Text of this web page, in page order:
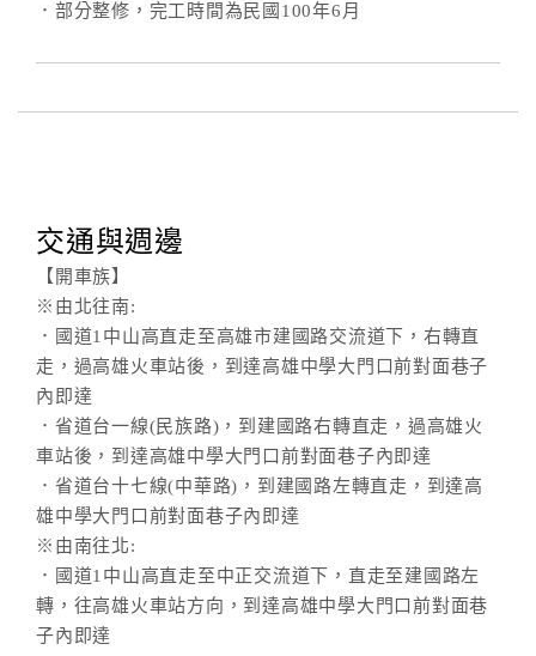
詢
房
Q&A
國
旅
卡
訂
房
請
收
據
．部分整修，完工時間為民國100年6月
交通與週邊
【開車族】
※由北往南:
．國道1中山高直走至高雄市建國路交流道下，右轉直
走，過高雄火車站後，到達高雄中學大門口前對面巷子
內即達
．省道台一線(民族路)，到建國路右轉直走，過高雄火
車站後，到達高雄中學大門口前對面巷子內即達
．省道台十七線(中華路)，到建國路左轉直走，到達高
雄中學大門口前對面巷子內即達
※由南往北:
．國道1中山高直走至中正交流道下，直走至建國路左
轉，往高雄火車站方向，到達高雄中學大門口前對面巷
子內即達